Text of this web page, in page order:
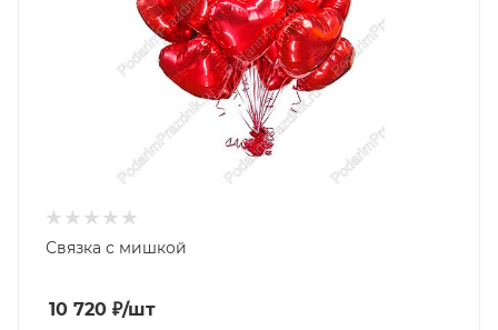
Связка с мишкой
10 720 ₽/шт